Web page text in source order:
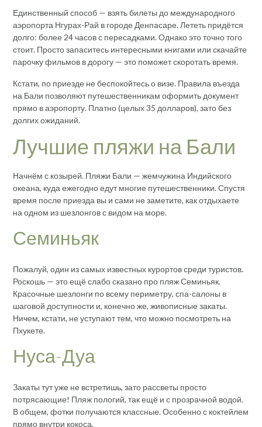
Единственный способ — взять билеты до международного
аэропорта Нгурах-Рай в городе Денпасаре. Лететь придётся
долго: более 24 часов с пересадками. Однако это точно того
стоит. Просто запаситесь интересными книгами или скачайте
парочку фильмов в дорогу — это поможет скоротать время.
Кстати, по приезде не беспокойтесь о визе. Правила въезда
на Бали позволяют путешественникам оформить документ
прямо в аэропорту. Платно (целых 35 долларов), зато без
долгих ожиданий.
Лучшие пляжи на Бали
Начнём с козырей. Пляжи Бали — жемчужина Индийского
океана, куда ежегодно едут многие путешественники. Спустя
время после приезда вы и сами не заметите, как отдыхаете
на одном из шезлонгов с видом на море.
Семиньяк
Пожалуй, один из самых известных курортов среди туристов.
Роскошь — это ещё слабо сказано про пляж Семиньяк.
Красочные шезлонги по всему периметру, спа-салоны в
шаговой доступности и, конечно же, живописные закаты.
Ничем, кстати, не уступают тем, что можно посмотреть на
Пхукете.
Нуса-Дуа
Закаты тут уже не встретишь, зато рассветы просто
потрясающие! Пляж пологий, так ещё и с прозрачной водой.
В общем, фотки получаются классные. Особенно с коктейлем
прямо внутри кокоса.